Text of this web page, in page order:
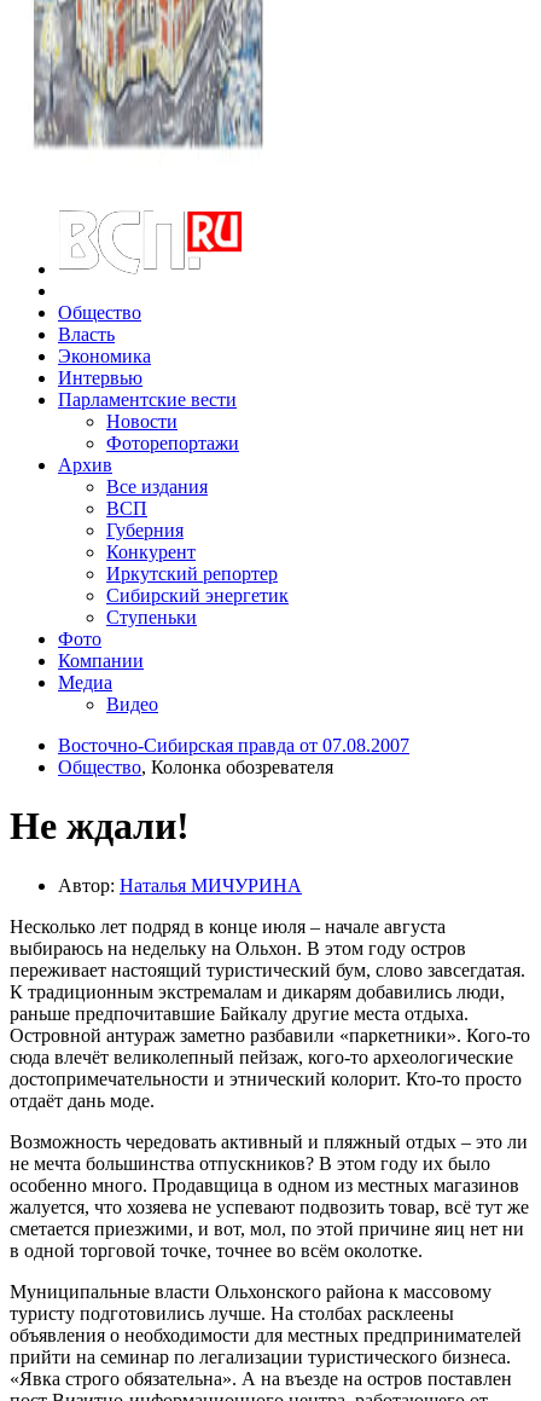
Общество
Власть
Экономика
Интервью
Парламентские вести
Новости
Фоторепортажи
Архив
Все издания
ВСП
Губерния
Конкурент
Иркутский репортер
Сибирский энергетик
Ступеньки
Фото
Компании
Медиа
Видео
Восточно-Сибирская правда от 07.08.2007
Общество, Колонка обозревателя
Не ждали!
Автор: Наталья МИЧУРИНА
Несколько лет подряд в конце июля – начале августа
выбираюсь на недельку на Ольхон. В этом году остров
переживает настоящий туристический бум, слово завсегдатая.
К традиционным экстремалам и дикарям добавились люди,
раньше предпочитавшие Байкалу другие места отдыха.
Островной антураж заметно разбавили «паркетники». Кого-то
сюда влечёт великолепный пейзаж, кого-то археологические
достопримечательности и этнический колорит. Кто-то просто
отдаёт дань моде.
Возможность чередовать активный и пляжный отдых – это ли
не мечта большинства отпускников? В этом году их было
особенно много. Продавщица в одном из местных магазинов
жалуется, что хозяева не успевают подвозить товар, всё тут же
сметается приезжими, и вот, мол, по этой причине яиц нет ни
в одной торговой точке, точнее во всём околотке.
Муниципальные власти Ольхонского района к массовому
туристу подготовились лучше. На столбах расклеены
объявления о необходимости для местных предпринимателей
прийти на семинар по легализации туристического бизнеса.
«Явка строго обязательна». А на въезде на остров поставлен